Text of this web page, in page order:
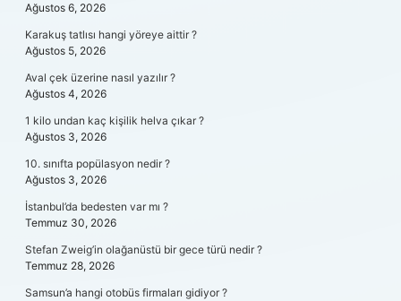
Ağustos 6, 2026
Karakuş tatlısı hangi yöreye aittir ?
Ağustos 5, 2026
Aval çek üzerine nasıl yazılır ?
Ağustos 4, 2026
1 kilo undan kaç kişilik helva çıkar ?
Ağustos 3, 2026
10. sınıfta popülasyon nedir ?
Ağustos 3, 2026
İstanbul’da bedesten var mı ?
Temmuz 30, 2026
Stefan Zweig’in olağanüstü bir gece türü nedir ?
Temmuz 28, 2026
Samsun’a hangi otobüs firmaları gidiyor ?